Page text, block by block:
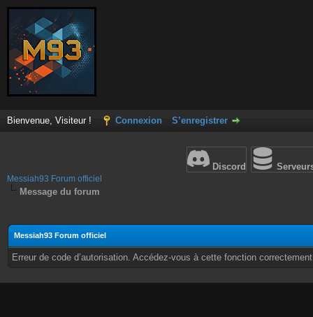
Bienvenue, Visiteur ! Connexion S’enregistrer
Discord
Messiah93 Forum officiel
Message du forum
Messiah93 Forum officiel
Erreur de code d’autorisation. Accédez-vous à cette fonction